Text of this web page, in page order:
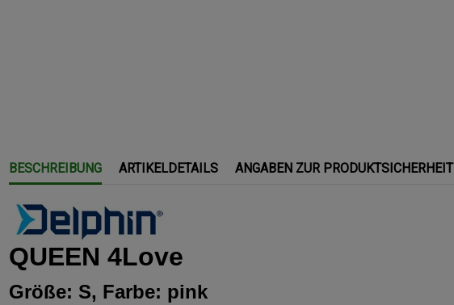
BESCHREIBUNG ARTIKELDETAILS ANGABEN ZUR PRODUKTSICHERHEIT
QUEEN 4Love
Größe: S, Farbe: pink